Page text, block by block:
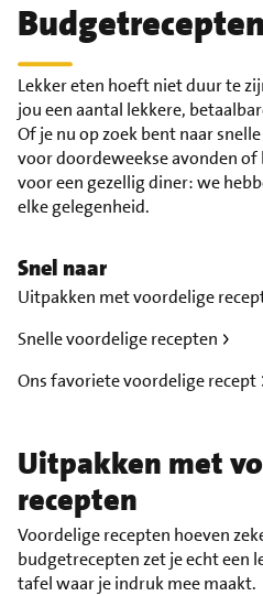
Lekker eten hoeft niet duur te
jou een aantal lekkere,
Of je nu op zoek bent naar
voor doordeweekse avonden
voor een gezellig diner: we
elke gelegenheid.
Snel naar
Uitpakken met voordelige
Snelle voordelige recepten
Ons favoriete voordelige recept
Uitpakken met
recepten
Voordelige recepten hoeven
budgetrecepten zet je echt een
tafel waar je indruk mee maakt.